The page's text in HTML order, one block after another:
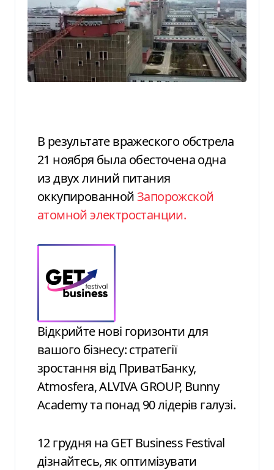
В результате вражеского обстрела
21 ноября была обесточена одна
из двух линий питания
оккупированнойЗапорожской
атомной электростанции.
Відкрийте нові горизонти для
вашого бізнесу: стратегії
зростання від ПриватБанку,
Atmosfera, ALVIVA GROUP, Bunny
Academy та понад 90 лідерів галузі.
12 грудня на GET Business Festival
дізнайтесь, як оптимізувати